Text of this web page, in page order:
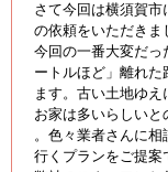
さて今回は横須賀
の依頼をいただきま
今回の一番大変だっ
ートルほど」離れ
ます。古い土地ゆ
お家は多いらしいと
。色々業者さんに
行くプランをご提案